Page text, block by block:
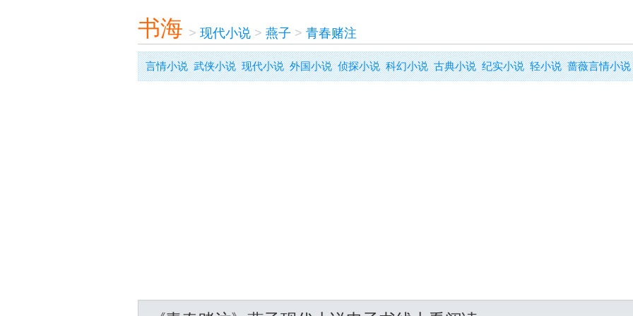
书海 > 现代小说> 燕子 > 青春赌注
言情小说 武侠小说 现代小说 外国小说 侦探小说 科幻小说 古典小说 纪实小说 轻小说 蔷薇言情小说